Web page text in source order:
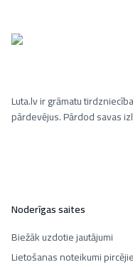
Luta.lv ir grāmatu
pārdevējus. Pārdod savas
Noderīgas saites
Biežāk uzdotie jautājumi
Lietošanas noteikumi